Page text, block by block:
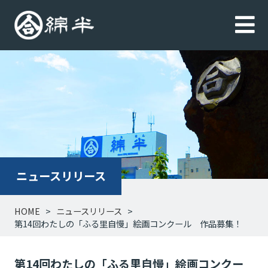
ニュースリリース
HOME
ニュースリリース
第14回わたしの「ふる里自慢」絵画コンクール 作品募集！
第14回わたしの「ふる里自慢」絵画コンクー